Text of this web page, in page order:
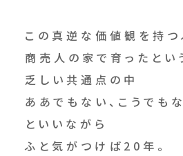
この真逆な価値観を持つ
商売人の家で育ったとい
乏しい共通点の中
ああでもない、こうでも
といいながら
ふと気がつけば20年。